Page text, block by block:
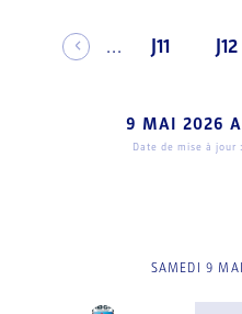
... J11 J12
9 MAI 2026
Date de mise à jour :
SAMEDI 9